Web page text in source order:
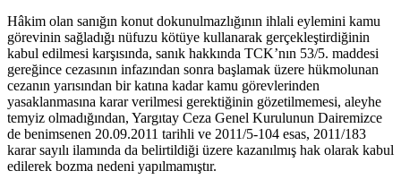
Hâkim olan sanığın konut dokunulmazlığının ihlali eylemini kamu
görevinin sağladığı nüfuzu kötüye kullanarak gerçekleştirdiğinin
kabul edilmesi karşısında, sanık hakkında TCK’nın 53/5. maddesi
gereğince cezasının infazından sonra başlamak üzere hükmolunan
cezanın yarısından bir katına kadar kamu görevlerinden
yasaklanmasına karar verilmesi gerektiğinin gözetilmemesi, aleyhe
temyiz olmadığından, Yargıtay Ceza Genel Kurulunun Dairemizce
de benimsenen 20.09.2011 tarihli ve 2011/5-104 esas, 2011/183
karar sayılı ilamında da belirtildiği üzere kazanılmış hak olarak kabul
edilerek bozma nedeni yapılmamıştır.